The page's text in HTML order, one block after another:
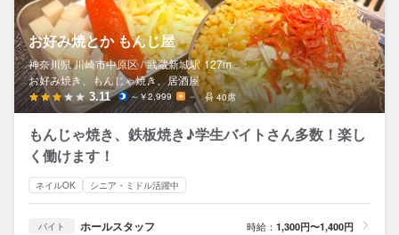
お好み焼とか もんじ屋
神奈川県 川崎市中原区 / 武蔵新城駅 127m
お好み焼き、もんじゃ焼き、居酒屋
3.11 ～￥2,999 － 40席
もんじゃ焼き、鉄板焼き♪学生バイトさん多数！楽し
く働けます！
ネイルOK シニア・ミドル活躍中
バイト ホールスタッフ 時給： 1,300円〜1,400円